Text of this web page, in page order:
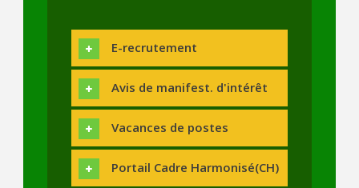
E-recrutement
Avis de manifest. d'intérêt
Vacances de postes
Portail Cadre Harmonisé(CH)